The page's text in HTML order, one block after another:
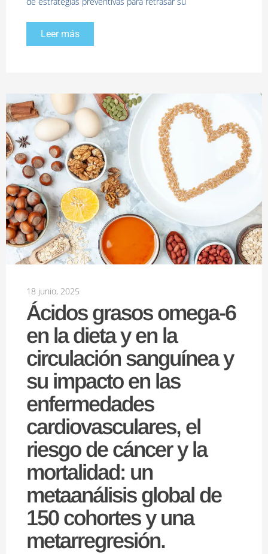
Leer más
18 junio, 2025
Ácidos grasos omega-6
en la dieta y en la
circulación sanguínea y
su impacto en las
enfermedades
cardiovasculares, el
riesgo de cáncer y la
mortalidad: un
metaanálisis global de
150 cohortes y una
metarregresión.